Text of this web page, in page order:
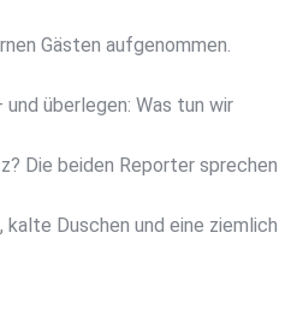
Gästen aufgenommen.
überlegen: Was tun wir
Die beiden Reporter sprechen
kalte Duschen und eine ziemlich